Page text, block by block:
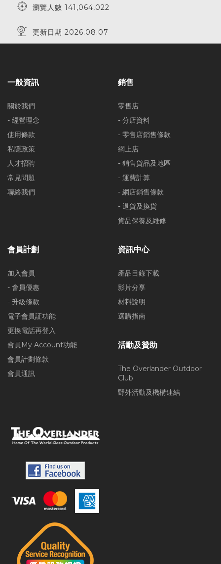
瀏覽人數 141,064,022
更新日期 2026.08.07
一般資訊
關於我們
- 經營理念
使用條款
私隱政策
人才招聘
常見問題
聯絡我們
銷售
零售店
- 分店資料
- 零售店銷售條款
網上店
- 銷售貨品及地區
- 運費計算
- 網店銷售條款
- 退貨及換貨
貨品保養及維修
會員計劃
加入會員
- 會員優惠
- 升級條款
電子會員証功能
更換電話再登入
會員My Account功能
會員計劃條款
會員通訊
資訊中心
產品目錄下載
影片分享
材料說明
選購指南
活動及贊助
The Overlander Outdoor
Club
野外活動及機構連結